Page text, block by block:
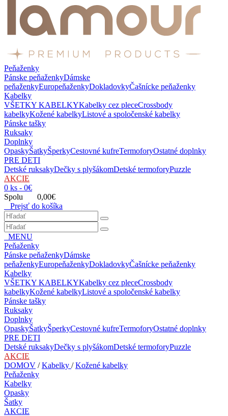
Peňaženky
Pánske peňaženkyDámske
peňaženkyEuropeňaženkyDokladovkyČašnícke peňaženky
Kabelky
VŠETKY KABELKYKabelky cez pleceCrossbody
kabelkyKožené kabelkyListové a spoločenské kabelky
Pánske tašky
Ruksaky
Doplnky
OpaskyŠatkyŠperkyCestovné kufreTermoforyOstatné doplnky
PRE DETI
Detské ruksakyDečky s plyšákomDetské termoforyPuzzle
AKCIE
0 ks - 0€
Spolu 0,00€
Prejsť do košíka
MENU
Peňaženky
Pánske peňaženkyDámske
peňaženkyEuropeňaženkyDokladovkyČašnícke peňaženky
Kabelky
VŠETKY KABELKYKabelky cez pleceCrossbody
kabelkyKožené kabelkyListové a spoločenské kabelky
Pánske tašky
Ruksaky
Doplnky
OpaskyŠatkyŠperkyCestovné kufreTermoforyOstatné doplnky
PRE DETI
Detské ruksakyDečky s plyšákomDetské termoforyPuzzle
AKCIE
DOMOV /Kabelky /Kožené kabelky
Peňaženky
Kabelky
Opasky
Šatky
AKCIE